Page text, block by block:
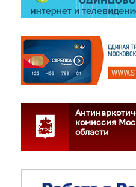
комиссия
области